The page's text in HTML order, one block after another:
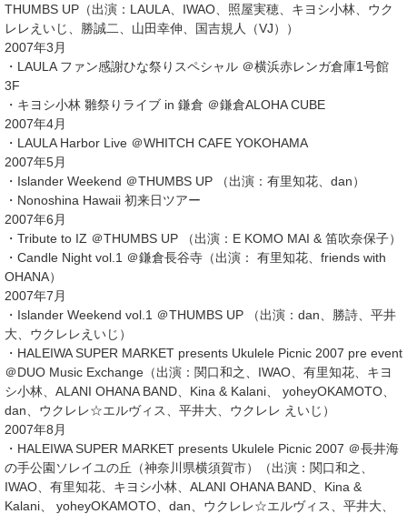
THUMBS UP（出演：LAULA、IWAO、照屋実穂、キヨシ小林、ウク
レレえいじ、勝誠二、山田幸伸、国吉規人（VJ））
2007年3月
・LAULA ファン感謝ひな祭りスペシャル ＠横浜赤レンガ倉庫1号館
3F
・キヨシ小林 雛祭りライブ in 鎌倉 ＠鎌倉ALOHA CUBE
2007年4月
・LAULA Harbor Live ＠WHITCH CAFE YOKOHAMA
2007年5月
・Islander Weekend ＠THUMBS UP （出演：有里知花、dan）
・Nonoshina Hawaii 初来日ツアー
2007年6月
・Tribute to IZ ＠THUMBS UP （出演：E KOMO MAI & 笛吹奈保子）
・Candle Night vol.1 ＠鎌倉長谷寺（出演： 有里知花、friends with
OHANA）
2007年7月
・Islander Weekend vol.1 ＠THUMBS UP （出演：dan、勝詩、平井
大、ウクレレえいじ）
・HALEIWA SUPER MARKET presents Ukulele Picnic 2007 pre event
＠DUO Music Exchange（出演：関口和之、IWAO、有里知花、キヨ
シ小林、ALANI OHANA BAND、Kina & Kalani、 yoheyOKAMOTO、
dan、ウクレレ☆エルヴィス、平井大、ウクレレ えいじ）
2007年8月
・HALEIWA SUPER MARKET presents Ukulele Picnic 2007 ＠長井海
の手公園ソレイユの丘（神奈川県横須賀市）（出演：関口和之、
IWAO、有里知花、キヨシ小林、ALANI OHANA BAND、Kina &
Kalani、 yoheyOKAMOTO、dan、ウクレレ☆エルヴィス、平井大、